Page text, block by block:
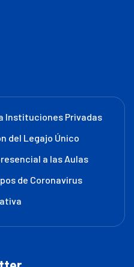
Instituciones Privadas
del Legajo Único
a las Aulas
de Coronavirus